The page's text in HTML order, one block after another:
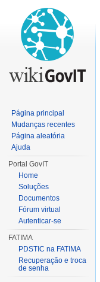
Página principal
Mudanças recentes
Página aleatória
Ajuda
Portal GovIT
Home
Soluções
Documentos
Fórum virtual
Autenticar-se
FATIMA
PDSTIC na FATIMA
Recuperação e troca
de senha